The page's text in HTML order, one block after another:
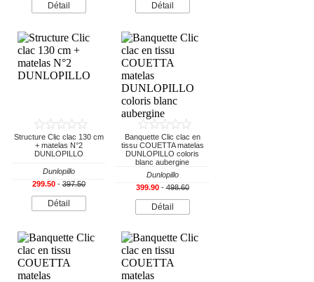
Détail Détail
Structure Clic clac 130 cm
+ matelas N°2
DUNLOPILLO
Dunlopillo
299.50-397.50
Détail
Banquette Clic clac en
tissu COUETTA matelas
DUNLOPILLO coloris
blanc aubergine
Dunlopillo
399.90-498.60
Détail